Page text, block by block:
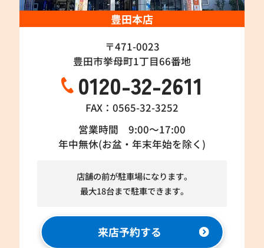
豊田本店
〒471-0023
豊田市挙母町1丁目66番地
0120-32-2611
FAX：0565-32-3252
営業時間 9:00～17:00
年中無休(お盆・年末年始を除く)
店舗の前が駐車場になります。
最大18台まで駐車できます。
来店予約する